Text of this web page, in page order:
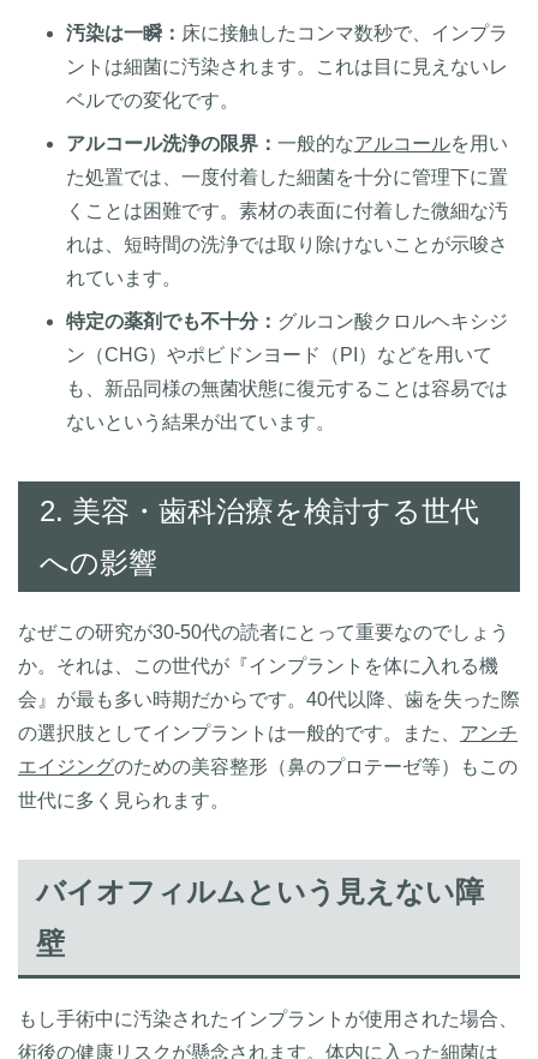
汚染は一瞬： 床に接触したコンマ数秒で、インプラ
ントは細菌に汚染されます。これは目に見えないレ
ベルでの変化です。
アルコール洗浄の限界： 一般的なアルコールを用い
た処置では、一度付着した細菌を十分に管理下に置
くことは困難です。素材の表面に付着した微細な汚
れは、短時間の洗浄では取り除けないことが示唆さ
れています。
特定の薬剤でも不十分： グルコン酸クロルヘキシジ
ン（CHG）やポビドンヨード（PI）などを用いて
も、新品同様の無菌状態に復元することは容易では
ないという結果が出ています。
2. 美容・歯科治療を検討する世代
への影響
なぜこの研究が30-50代の読者にとって重要なのでしょう
か。それは、この世代が『インプラントを体に入れる機
会』が最も多い時期だからです。40代以降、歯を失った際
の選択肢としてインプラントは一般的です。また、 アンチ
エイジングのための美容整形（鼻のプロテーゼ等）もこの
世代に多く見られます。
バイオフィルムという見えない障
壁
もし手術中に汚染されたインプラントが使用された場合、
術後の健康リスクが懸念されます。体内に入った細菌は